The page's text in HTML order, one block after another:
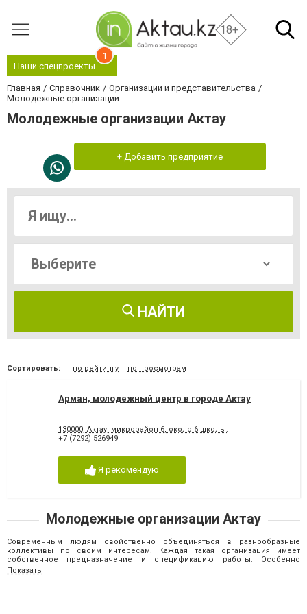
18+
Наши спецпроекты
1
Главная Справочник
Организации и представительства
Молодежные организации
Молодежные организации Актау
+ Добавить предприятие
НАЙТИ
Сортировать: по рейтингу по просмотрам
Арман, молодежный центр в городе Актау
130000, Актау, микрорайон 6, около 6 школы.
+7 (7292) 526949
Я рекомендую
Молодежные организации Актау
Современным людям свойственно объединяться в разнообразные
коллективы по своим интересам. Каждая такая организация имеет
собственное предназначение и спецификацию работы. Особенно
высокой популярностью среди населения нашего города пользуются
Показать